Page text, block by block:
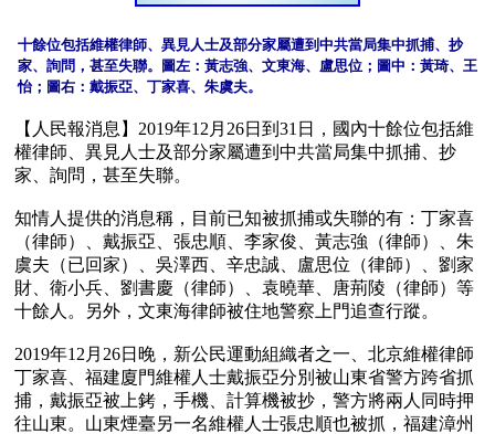
十餘位包括維權律師、異見人士及部分家屬遭到中共當局集中抓捕、抄
家、詢問，甚至失聯。圖左：黃志強、文東海、盧思位；圖中：黃琦、王
【人民報消息】2019年12月26日到31日，國內十餘位包括維
權律師、異見人士及部分家屬遭到中共當局集中抓捕、抄
家、詢問，甚至失聯。
知情人提供的消息稱，目前已知被抓捕或失聯的有：丁家喜
（律師）、戴振亞、張忠順、李家俊、黃志強（律師）、朱
虞夫（已回家）、吳澤西、辛忠誠、盧思位（律師）、劉家
財、衛小兵、劉書慶（律師）、袁曉華、唐荊陵（律師）等
十餘人。另外，文東海律師被住地警察上門追查行蹤。
2019年12月26日晚，新公民運動組織者之一、北京維權律師
丁家喜、福建廈門維權人士戴振亞分別被山東省警方跨省抓
捕，戴振亞被上銬，手機、計算機被抄，警方將兩人同時押
往山東。山東煙臺另一名維權人士張忠順也被抓，福建漳州